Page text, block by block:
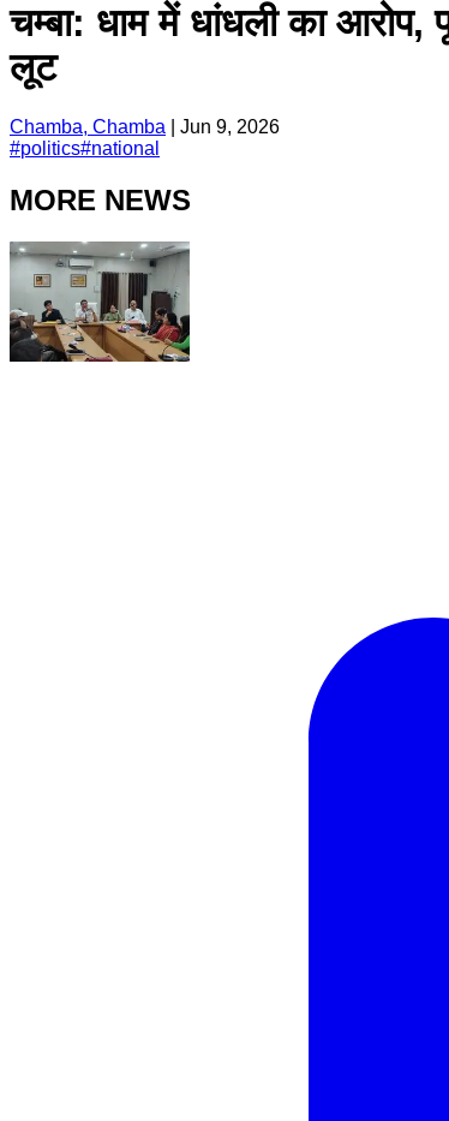
चम्बा: धाम में धांधली का
लूट
Chamba, Chamba
Jun 9, 2026
#politics#national
MORE NEWS